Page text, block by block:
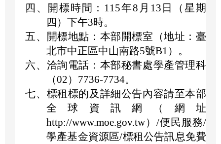
四、 開標時間：115年8月13日（星期
四）下午3時。
五、
開標地點：本部開標室（地址：臺
北市中正區中山南路5號B1）。
六、 洽詢電話：本部秘書處學產管理科
（02）7736-7734。
七、 標租標的及詳細公告內容請至本部
全球資訊網（網址
http://www.moe.gov.tw）/便民服務/
學產基金資源區/標租公告訊息免費